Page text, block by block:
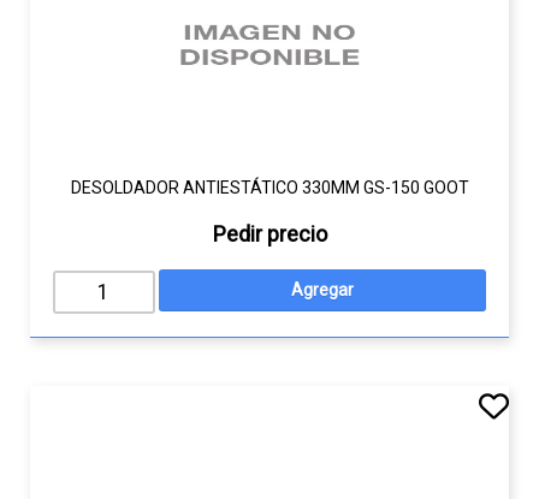
DESOLDADOR ANTIESTÁTICO 330MM GS-150 GOOT
Pedir precio